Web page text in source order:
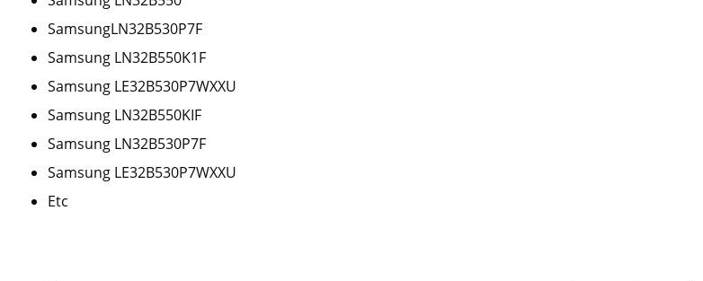
SamsungLN32B530P7F
Samsung LN32B550K1F
Samsung LE32B530P7WXXU
Samsung LN32B550KIF
Samsung LN32B530P7F
Samsung LE32B530P7WXXU
Etc